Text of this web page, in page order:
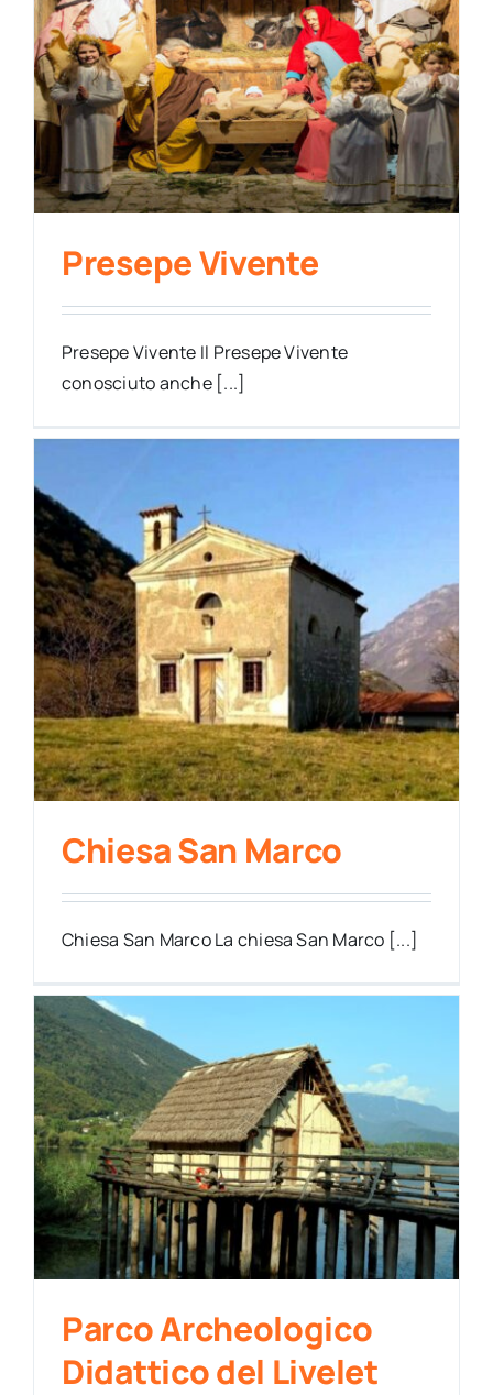
Presepe Vivente
Presepe Vivente Il Presepe Vivente
conosciuto anche [...]
Chiesa San Marco
Chiesa San Marco La chiesa San Marco [...]
Parco Archeologico
Didattico del Livelet